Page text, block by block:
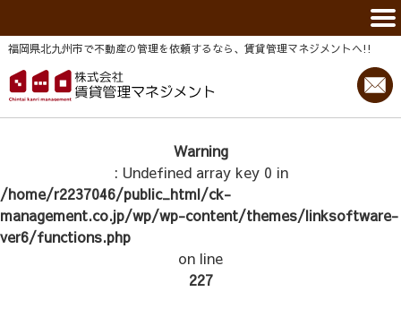
福岡県北九州市で不動産の管理を依頼するなら、賃貸管理マネジメントヘ!!
Warning
: Undefined array key 0 in
/home/r2237046/public_html/ck-
management.co.jp/wp/wp-content/themes/linksoftware-
ver6/functions.php
on line
227